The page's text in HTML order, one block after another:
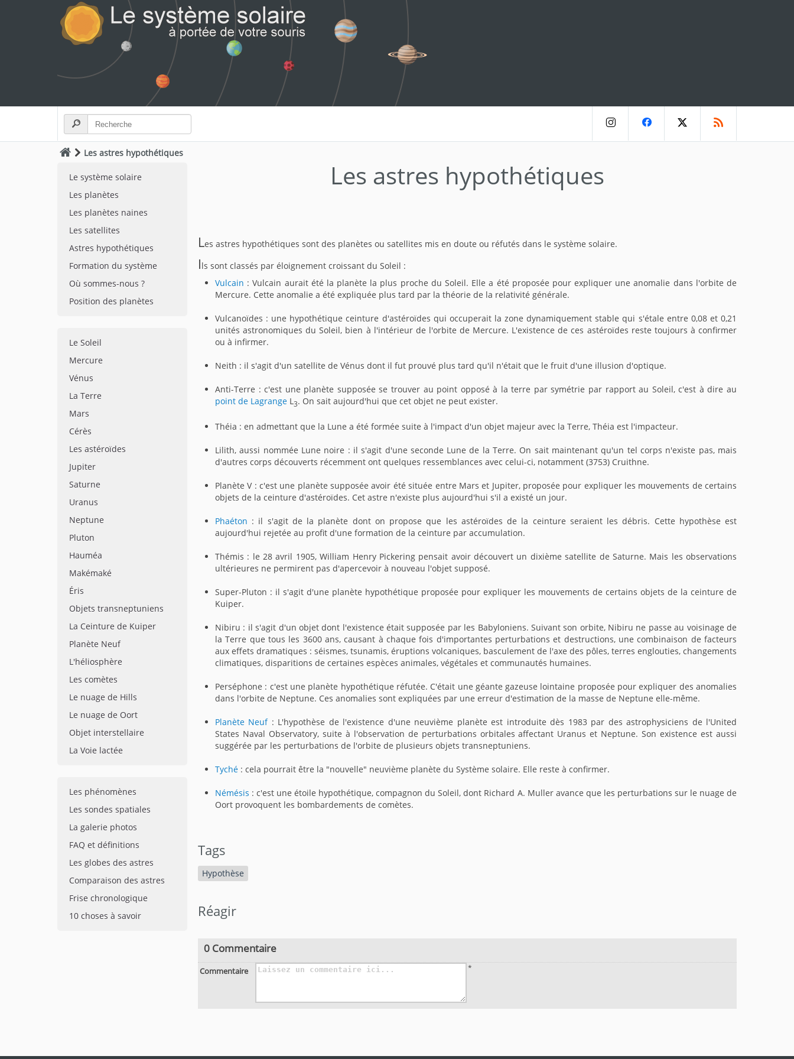
Les astres hypothétiques
Le système solaire
Les planètes
Les planètes naines
Les satellites
Astres hypothétiques
Formation du système
Où sommes-nous ?
Position des planètes
Le Soleil
Mercure
Vénus
La Terre
Mars
Cérès
Les astéroïdes
Jupiter
Saturne
Uranus
Neptune
Pluton
Hauméa
Makémaké
Éris
Objets transneptuniens
La Ceinture de Kuiper
Planète Neuf
L'héliosphère
Les comètes
Le nuage de Hills
Le nuage de Oort
Objet interstellaire
La Voie lactée
Les phénomènes
Les sondes spatiales
La galerie photos
FAQ et définitions
Les globes des astres
Comparaison des astres
Frise chronologique
10 choses à savoir
Les astres hypothétiques
Les astres hypothétiques sont des planètes ou satellites mis en doute ou réfutés dans le système solaire.
Ils sont classés par éloignement croissant du Soleil :
Vulcain : Vulcain aurait été la planète la plus proche du Soleil. Elle a été proposée pour expliquer une anomalie dans l'orbite de
Mercure. Cette anomalie a été expliquée plus tard par la théorie de la relativité générale.
Vulcanoïdes : une hypothétique ceinture d'astéroïdes qui occuperait la zone dynamiquement stable qui s'étale entre 0,08 et 0,21
unités astronomiques du Soleil, bien à l'intérieur de l'orbite de Mercure. L'existence de ces astéroïdes reste toujours à confirmer
ou à infirmer.
Neith : il s'agit d'un satellite de Vénus dont il fut prouvé plus tard qu'il n'était que le fruit d'une illusion d'optique.
Anti-Terre : c'est une planète supposée se trouver au point opposé à la terre par symétrie par rapport au Soleil, c'est à dire au
point de Lagrange L3. On sait aujourd'hui que cet objet ne peut exister.
Théia : en admettant que la Lune a été formée suite à l'impact d'un objet majeur avec la Terre, Théia est l'impacteur.
Lilith, aussi nommée Lune noire : il s'agit d'une seconde Lune de la Terre. On sait maintenant qu'un tel corps n'existe pas, mais
d'autres corps découverts récemment ont quelques ressemblances avec celui-ci, notamment (3753) Cruithne.
Planète V : c'est une planète supposée avoir été située entre Mars et Jupiter, proposée pour expliquer les mouvements de certains
objets de la ceinture d'astéroïdes. Cet astre n'existe plus aujourd'hui s'il a existé un jour.
Phaéton : il s'agit de la planète dont on propose que les astéroïdes de la ceinture seraient les débris. Cette hypothèse est
aujourd'hui rejetée au profit d'une formation de la ceinture par accumulation.
Thémis : le 28 avril 1905, William Henry Pickering pensait avoir découvert un dixième satellite de Saturne. Mais les observations
ultérieures ne permirent pas d'apercevoir à nouveau l'objet supposé.
Super-Pluton : il s'agit d'une planète hypothétique proposée pour expliquer les mouvements de certains objets de la ceinture de
Kuiper.
Nibiru : il s'agit d'un objet dont l'existence était supposée par les Babyloniens. Suivant son orbite, Nibiru ne passe au voisinage de
la Terre que tous les 3600 ans, causant à chaque fois d'importantes perturbations et destructions, une combinaison de facteurs
aux effets dramatiques : séismes, tsunamis, éruptions volcaniques, basculement de l'axe des pôles, terres englouties, changements
climatiques, disparitions de certaines espèces animales, végétales et communautés humaines.
Perséphone : c'est une planète hypothétique réfutée. C'était une géante gazeuse lointaine proposée pour expliquer des anomalies
dans l'orbite de Neptune. Ces anomalies sont expliquées par une erreur d'estimation de la masse de Neptune elle-même.
Planète Neuf: L'hypothèse de l'existence d'une neuvième planète est introduite dès 1983 par des astrophysiciens de l'United
States Naval Observatory, suite à l'observation de perturbations orbitales affectant Uranus et Neptune. Son existence est aussi
suggérée par les perturbations de l'orbite de plusieurs objets transneptuniens.
Tyché : cela pourrait être la "nouvelle" neuvième planète du Système solaire. Elle reste à confirmer.
Némésis : c'est une étoile hypothétique, compagnon du Soleil, dont Richard A. Muller avance que les perturbations sur le nuage de
Oort provoquent les bombardements de comètes.
Tags
Hypothèse
Réagir
0 Commentaire
Commentaire *